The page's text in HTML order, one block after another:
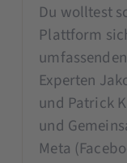
Du wolltest
Plattform
Experten
und Patrick
und
Meta